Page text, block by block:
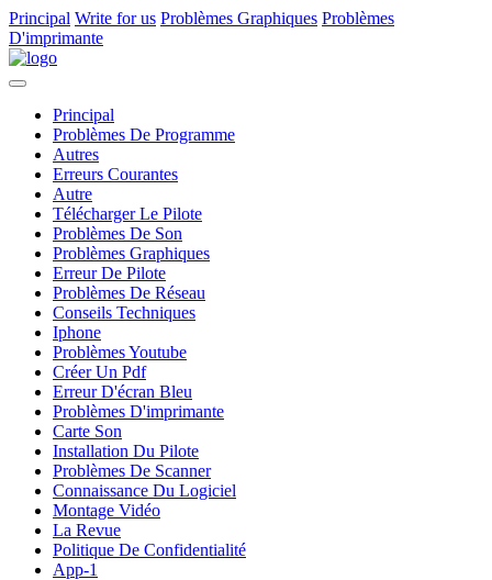
Principal Write for us Problèmes Graphiques Problèmes
D'imprimante
Principal
Problèmes De Programme
Autres
Erreurs Courantes
Autre
Télécharger Le Pilote
Problèmes De Son
Problèmes Graphiques
Erreur De Pilote
Problèmes De Réseau
Conseils Techniques
Iphone
Problèmes Youtube
Créer Un Pdf
Erreur D'écran Bleu
Problèmes D'imprimante
Carte Son
Installation Du Pilote
Problèmes De Scanner
Connaissance Du Logiciel
Montage Vidéo
La Revue
Politique De Confidentialité
App-1